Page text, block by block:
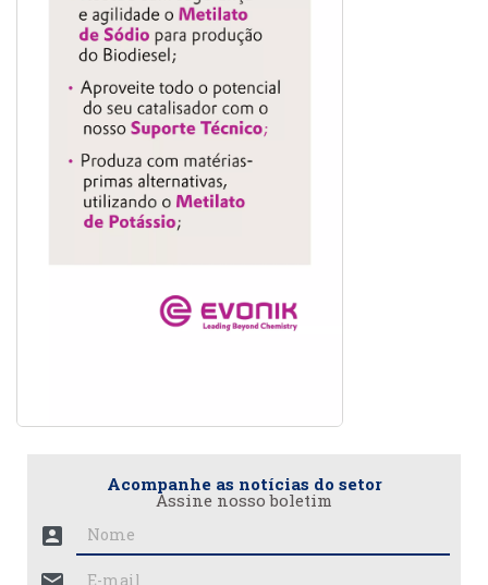
Acompanhe as notícias do setor
Assine nosso boletim
account_box